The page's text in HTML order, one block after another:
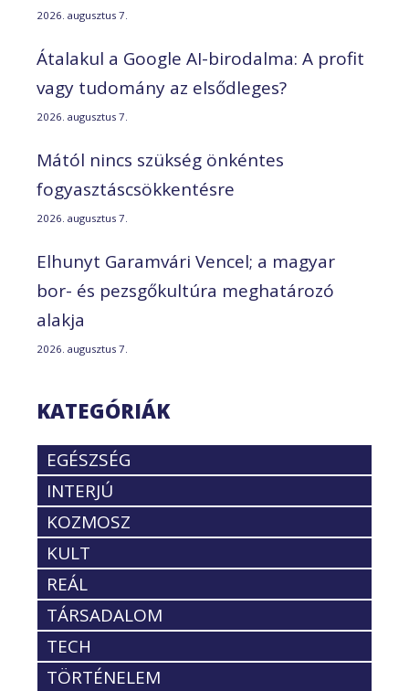
2026. augusztus 7.
Átalakul a Google AI-birodalma: A profit
vagy tudomány az elsődleges?
2026. augusztus 7.
Mától nincs szükség önkéntes
fogyasztáscsökkentésre
2026. augusztus 7.
Elhunyt Garamvári Vencel; a magyar
bor- és pezsgőkultúra meghatározó
alakja
2026. augusztus 7.
KATEGÓRIÁK
EGÉSZSÉG
INTERJÚ
KOZMOSZ
KULT
REÁL
TÁRSADALOM
TECH
TÖRTÉNELEM